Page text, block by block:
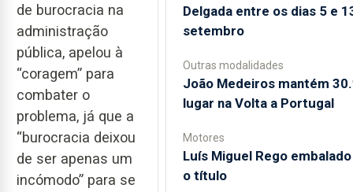
de burocracia na
administração
pública, apelou à
“coragem” para
combater o
problema, já que a
“burocracia deixou
de ser apenas um
incómodo” para se
Delgada entre os dias 5 e
setembro
Outras modalidades
João Medeiros mantém
lugar na Volta a Portugal
Motores
Luís Miguel Rego
o título